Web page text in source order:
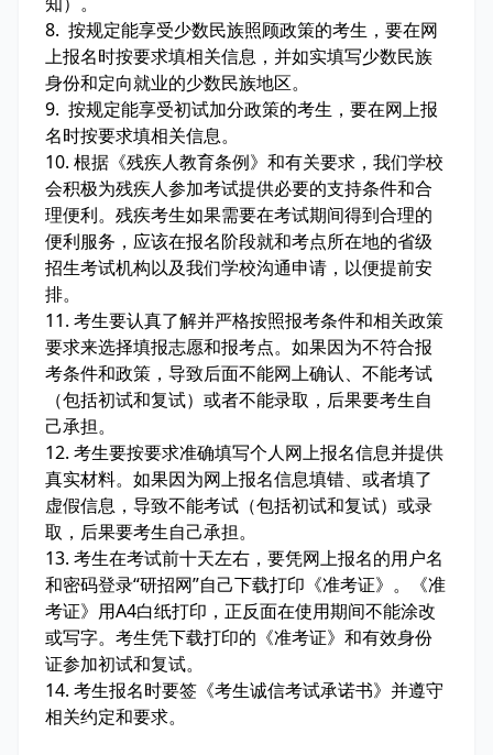
8. 按规定能享受少数民族照顾政策的考生，要在网
上报名时按要求填相关信息，并如实填写少数民族
身份和定向就业的少数民族地区。
9. 按规定能享受初试加分政策的考生，要在网上报
名时按要求填相关信息。
10. 根据《残疾人教育条例》和有关要求，我们学校
会积极为残疾人参加考试提供必要的支持条件和合
理便利。残疾考生如果需要在考试期间得到合理的
便利服务，应该在报名阶段就和考点所在地的省级
招生考试机构以及我们学校沟通申请，以便提前安
排。
11. 考生要认真了解并严格按照报考条件和相关政策
要求来选择填报志愿和报考点。如果因为不符合报
考条件和政策，导致后面不能网上确认、不能考试
（包括初试和复试）或者不能录取，后果要考生自
己承担。
12. 考生要按要求准确填写个人网上报名信息并提供
真实材料。如果因为网上报名信息填错、或者填了
虚假信息，导致不能考试（包括初试和复试）或录
取，后果要考生自己承担。
13. 考生在考试前十天左右，要凭网上报名的用户名
和密码登录“研招网”自己下载打印《准考证》。《准
考证》用A4白纸打印，正反面在使用期间不能涂改
或写字。考生凭下载打印的《准考证》和有效身份
证参加初试和复试。
14. 考生报名时要签《考生诚信考试承诺书》并遵守
相关约定和要求。